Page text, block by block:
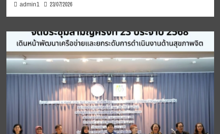
admin1 23/07/2026